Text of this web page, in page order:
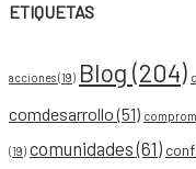
ETIQUETAS
acciones(19) Blog (204)
comdesarrollo(51)
(19) comunidades(61)